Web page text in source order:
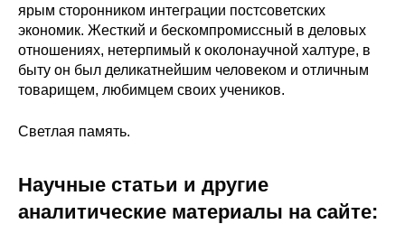
О совете
Регулярные прогнозы
Оценка индекса промышленного
производства
ярым сторонником интеграции постсоветских
экономик. Жесткий и бескомпромиссный в деловых
отношениях, нетерпимый к околонаучной халтуре, в
быту он был деликатнейшим человеком и отличным
товарищем, любимцем своих учеников.
Светлая память.
Научные статьи и другие
аналитические материалы на сайте: